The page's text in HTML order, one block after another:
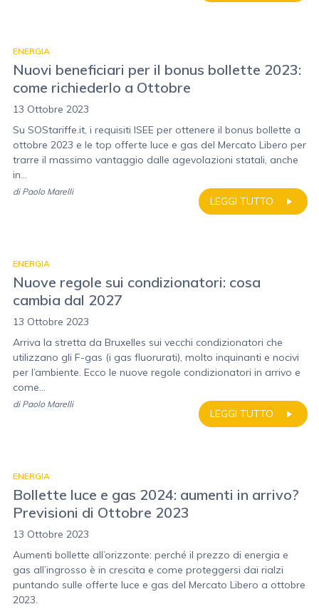
ENERGIA
Nuovi beneficiari per il bonus bollette 2023:
come richiederlo a Ottobre
13 Ottobre 2023
Su SOStariffe.it, i requisiti ISEE per ottenere il bonus bollette a
ottobre 2023 e le top offerte luce e gas del Mercato Libero per
trarre il massimo vantaggio dalle agevolazioni statali, anche
in...
LEGGI TUTTO
di Paolo Marelli
ENERGIA
Nuove regole sui condizionatori: cosa
cambia dal 2027
13 Ottobre 2023
Arriva la stretta da Bruxelles sui vecchi condizionatori che
utilizzano gli F-gas (i gas fluorurati), molto inquinanti e nocivi
per l’ambiente. Ecco le nuove regole condizionatori in arrivo e
come...
LEGGI TUTTO
di Paolo Marelli
ENERGIA
Bollette luce e gas 2024: aumenti in arrivo?
Previsioni di Ottobre 2023
13 Ottobre 2023
Aumenti bollette all’orizzonte: perché il prezzo di energia e
gas all’ingrosso è in crescita e come proteggersi dai rialzi
puntando sulle offerte luce e gas del Mercato Libero a ottobre
2023.